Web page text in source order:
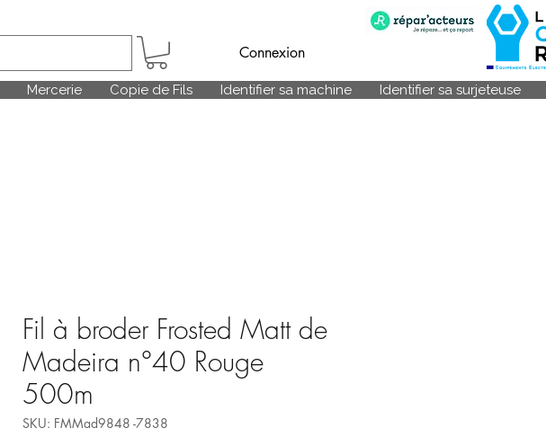
Mercerie Copie de Fils Identifier sa machine Identifier sa surjeteuse
Connexion
Fil à broder Frosted Matt de
Madeira n°40 Rouge
500m
SKU: FMMad9848 -7838